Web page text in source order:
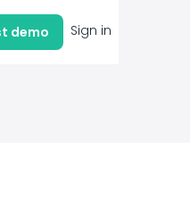
demo Sign in